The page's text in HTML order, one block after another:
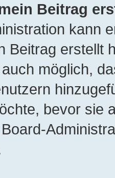
Beitrag
kann
Beitrag erstellt
möglich,
bevor sie